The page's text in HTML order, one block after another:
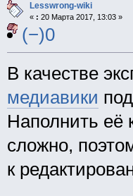
Lesswrong-wiki
« : 20 Марта 2017, 13:03 »
(−)0
В качестве
медиавики
Наполнить её
сложно,
к